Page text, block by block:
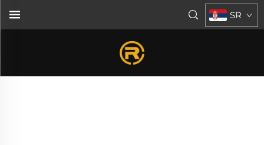
SR